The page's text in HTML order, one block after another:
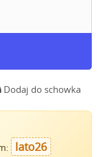
Dodaj do schowka
lato26